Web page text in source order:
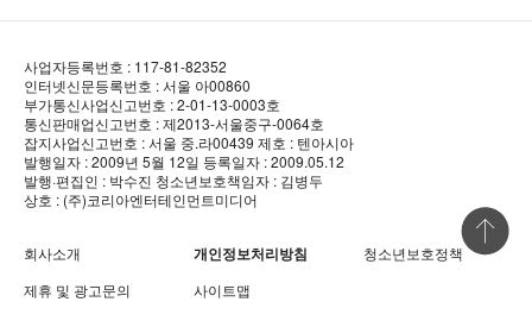
사업자등록번호 : 117-81-82352
인터넷신문등록번호 : 서울 아00860
부가통신사업신고번호 : 2-01-13-0003호
통신판매업신고번호 : 제2013-서울중구-0064호
잡지사업신고번호 : 서울 중.라00439 제호 : 텐아시아
발행일자 : 2009년 5월 12일 등록일자 : 2009.05.12
발행·편집인 : 박수진 청소년보호책임자 : 김병두
상호 : (주)코리아엔터테인먼트미디어
회사소개 개인정보처리방침
청소년보호정책
제휴 및 광고문의
사이트맵
상단 바로